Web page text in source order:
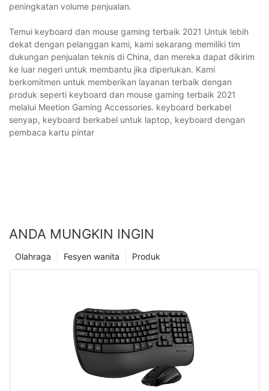
peningkatan volume penjualan.
Temui keyboard dan mouse gaming terbaik 2021 Untuk lebih
dekat dengan pelanggan kami, kami sekarang memiliki tim
dukungan penjualan teknis di China, dan mereka dapat dikirim
ke luar negeri untuk membantu jika diperlukan. Kami
berkomitmen untuk memberikan layanan terbaik dengan
produk seperti keyboard dan mouse gaming terbaik 2021
melalui Meetion Gaming Accessories. keyboard berkabel
senyap, keyboard berkabel untuk laptop, keyboard dengan
pembaca kartu pintar
ANDA MUNGKIN INGIN
Produk
Fesyen wanita
Olahraga